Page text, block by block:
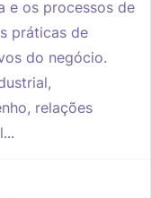
e os processos de
práticas de
do negócio.
relações